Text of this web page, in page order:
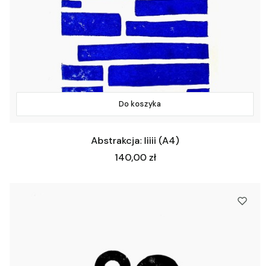
Do koszyka
Abstrakcja: Iiiii (A4)
Cena
140,00 zł